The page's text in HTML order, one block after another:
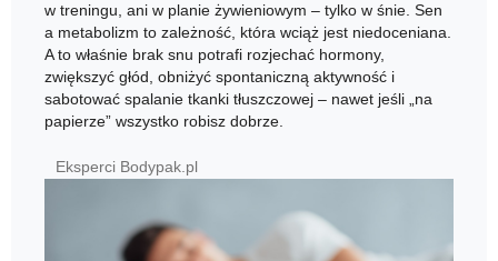
w treningu, ani w planie żywieniowym – tylko w śnie. Sen
a metabolizm to zależność, która wciąż jest niedoceniana.
A to właśnie brak snu potrafi rozjechać hormony,
zwiększyć głód, obniżyć spontaniczną aktywność i
sabotować spalanie tkanki tłuszczowej – nawet jeśli „na
papierze” wszystko robisz dobrze.
Eksperci Bodypak.pl